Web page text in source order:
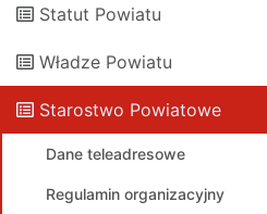
Statut Powiatu
Władze Powiatu
Starostwo Powiatowe
Dane teleadresowe
Regulamin organizacyjny